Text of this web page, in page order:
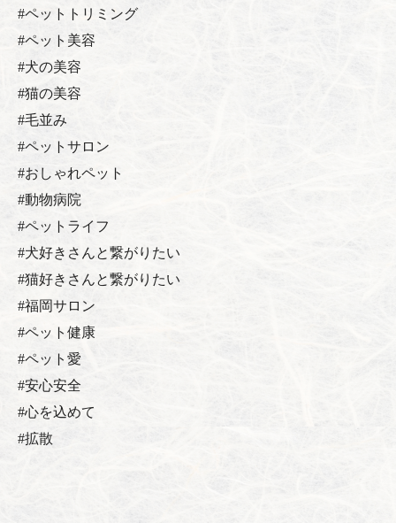
#ペットトリミング
#ペット美容
#犬の美容
#猫の美容
#毛並み
#ペットサロン
#おしゃれペット
#動物病院
#ペットライフ
#犬好きさんと繋がりたい
#猫好きさんと繋がりたい
#福岡サロン
#ペット健康
#ペット愛
#安心安全
#心を込めて
#拡散